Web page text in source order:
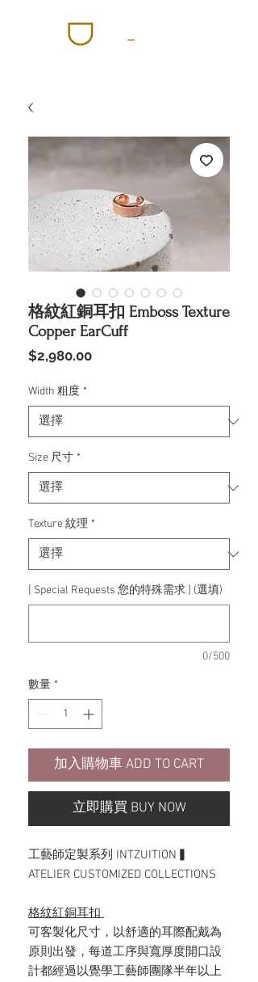
格紋紅銅耳扣 Emboss Texture
Copper EarCuff
$2,980.00價
Width 粗度 *
Size 尺寸 *
Texture 紋理 *
[ Special Requests 您的特殊需求 ] (選填)
0/500
數量 *
加入購物車 ADD TO CART
立即購買 BUY NOW
▍工藝師定製系列 INTZUITION
ATELIER CUSTOMIZED COLLECTIONS
格紋紅銅耳扣
可客製化尺寸，以舒適的耳際配戴為
原則出發，每道工序與寬厚度開口設
計都經過以覺學工藝師團隊半年以上